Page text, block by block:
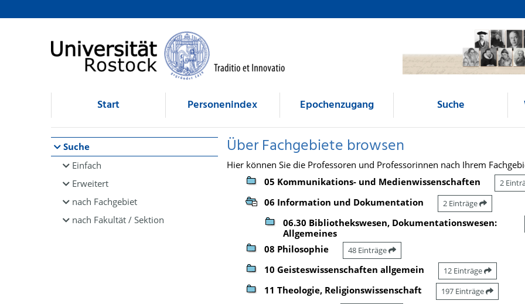
Browsen
direkt zum Inhalt
Start Personenindex Epochenzugang Suche
Suche
Einfach
Erweitert
nach Fachgebiet
nach Fakultät / Sektion
Über Fachgebiete browsen
Hier können Sie die Professoren und Professorinnen nach Ihrem
05 Kommunikations- und Medienwissenschaften
2
06 Information und Dokumentation 2 Einträge
06.30 Bibliothekswesen, Dokumentationswesen:
Allgemeines
08 Philosophie 48 Einträge
10 Geisteswissenschaften allgemein 12 Einträge
11 Theologie, Religionswissenschaft 197 Einträge